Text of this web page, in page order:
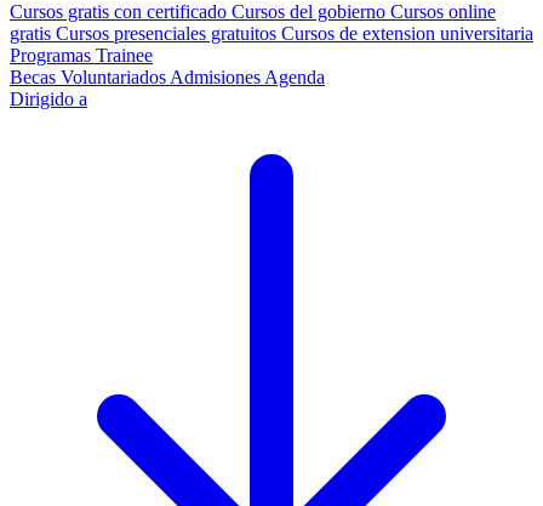
Cursos gratis con certificado Cursos del gobierno Cursos online
gratis Cursos presenciales gratuitos Cursos de extension universitaria
Programas Trainee
Becas Voluntariados Admisiones Agenda
Dirigido a